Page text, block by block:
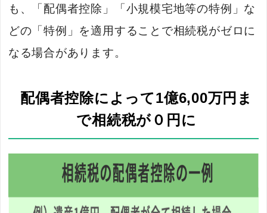
も、「配偶者控除」「小規模宅地等の特例」な
どの「特例」を適用することで相続税がゼロに
なる場合があります。
配偶者控除によって1億6,00万円ま
で相続税が０円に